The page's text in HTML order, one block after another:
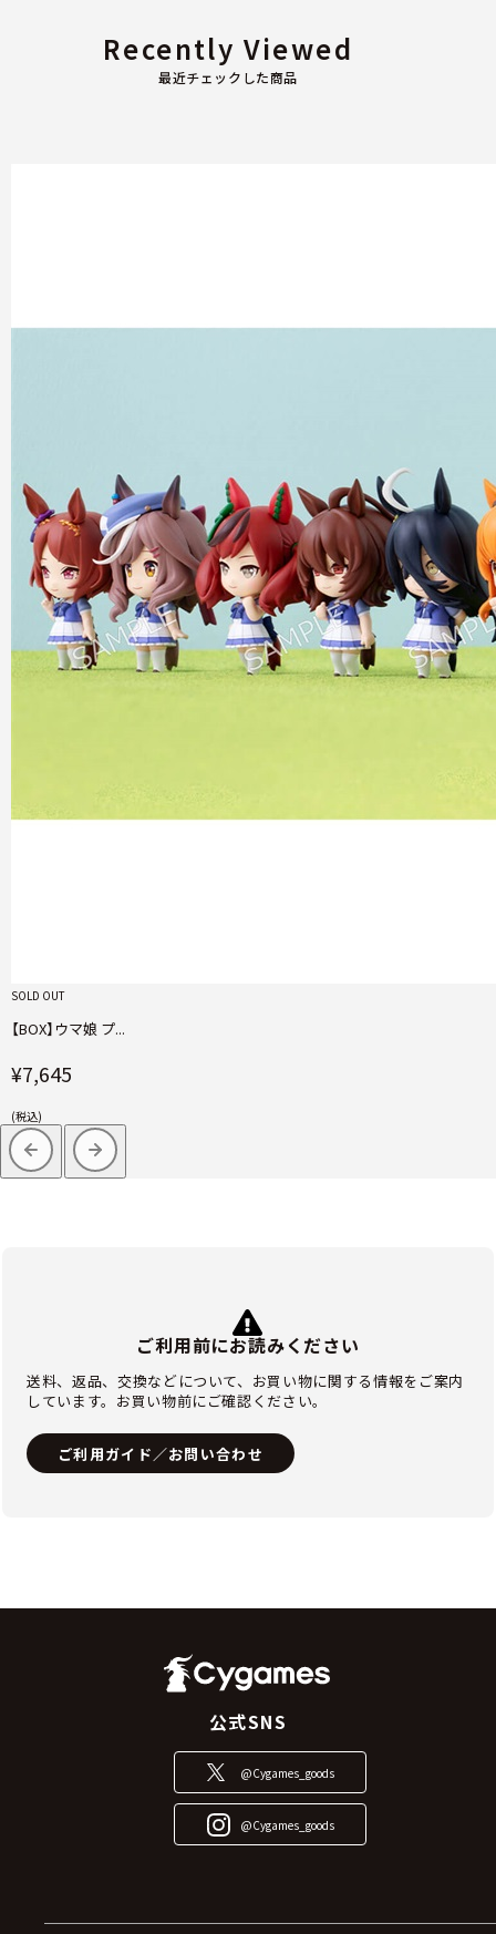
最近チェックした商品
Recently Viewed
SOLD OUT
【BOX】ウマ娘 プ...
¥7,645
(税込)
ご利用前にお読みください
送料、返品、交換などについて、お買い物に関する情報をご案内
しています。お買い物前にご確認ください。
ご利用ガイド／お問い合わせ
公式SNS
@Cygames_goods
@Cygames_goods